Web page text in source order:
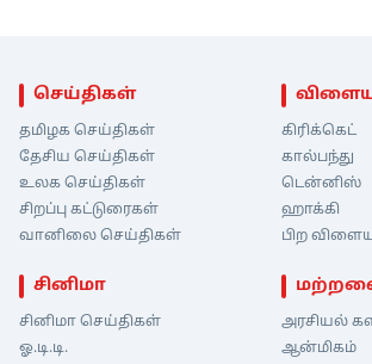
செய்திகள்
தமிழக செய்திகள்
தேசிய செய்திகள்
உலக செய்திகள்
சிறப்பு கட்டுரைகள்
வானிலை செய்திகள்
கிரிக்கெட்
கால்பந்து
டென்னிஸ்
ஹாக்கி
பிற
சினிமா
சினிமா செய்திகள்
ஓ.டி.டி.
அரசியல்
ஆன்மிகம்